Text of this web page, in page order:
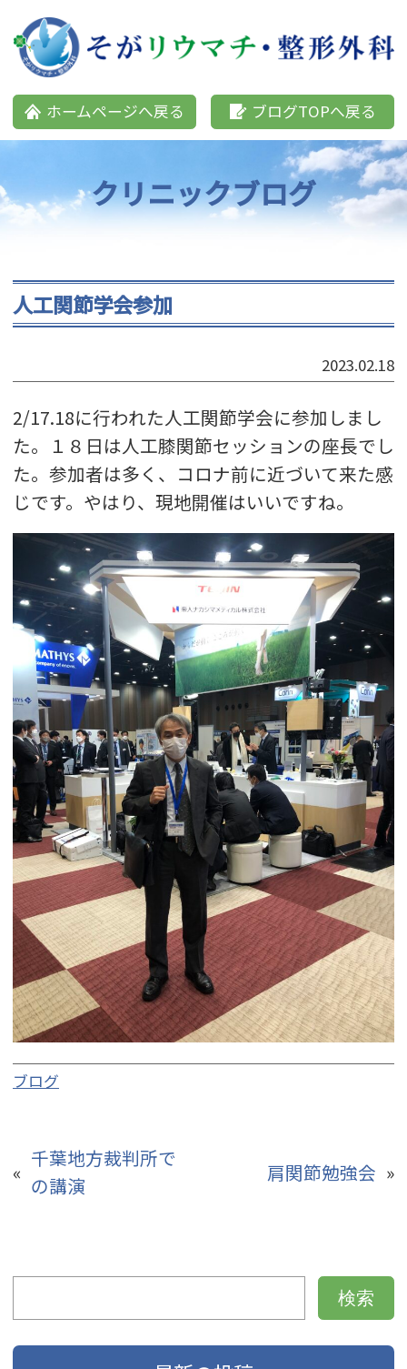
そがリウマチ・整形外科
ホームページへ戻る ブログTOPへ戻る
クリニックブログ
人工関節学会参加
2023.02.18
2/17.18に行われた人工関節学会に参加しまし
た。１８日は人工膝関節セッションの座長でし
た。参加者は多く、コロナ前に近づいて来た感
じです。やはり、現地開催はいいですね。
ブログ
«
千葉地方裁判所で
の講演
肩関節勉強会 »